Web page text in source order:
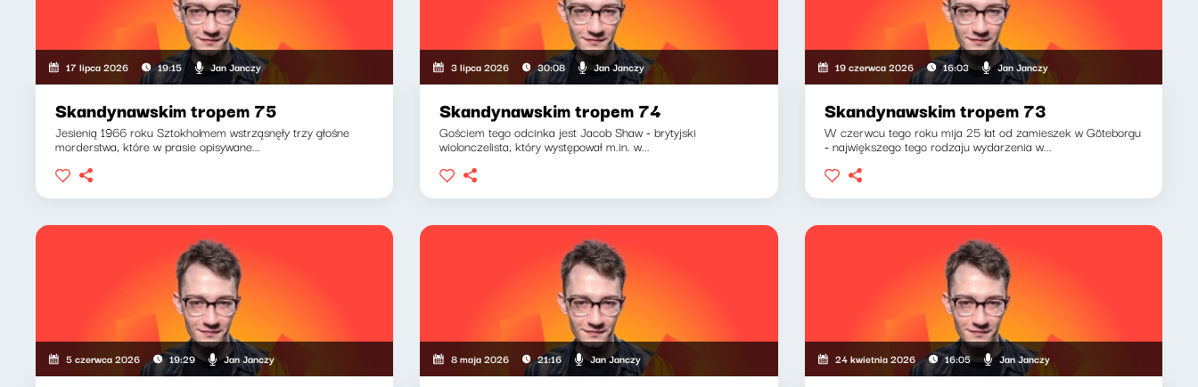
17 lipca 2026 19:15 Jan Janczy
Skandynawskim tropem 75
Jesienią 1966 roku Sztokholmem wstrząsnęły trzy głośne
morderstwa, które w prasie opisywane...
3 lipca 2026 30:08 Jan Janczy
Skandynawskim tropem 74
Gościem tego odcinka jest Jacob Shaw - brytyjski
wiolonczelista, który występował m.in. w...
19 czerwca 2026 16:03 Jan Janczy
Skandynawskim tropem 73
W czerwcu tego roku mija 25 lat od zamieszek w Göteborgu
- największego tego rodzaju wydarzenia w...
5 czerwca 2026 19:29 Jan Janczy 8 maja 2026 21:16 Jan Janczy 24 kwietnia 2026 16:05 Jan Janczy